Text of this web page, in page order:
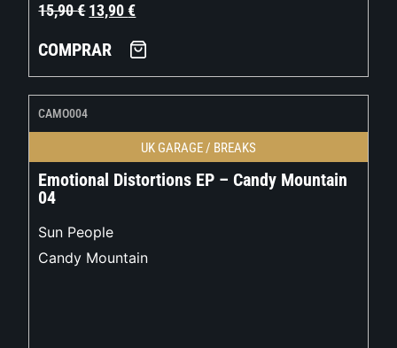
15,90€ 13,90€
COMPRAR
CAMO004
UK GARAGE / BREAKS
Emotional Distortions EP – Candy Mountain
04
Sun People
Candy Mountain